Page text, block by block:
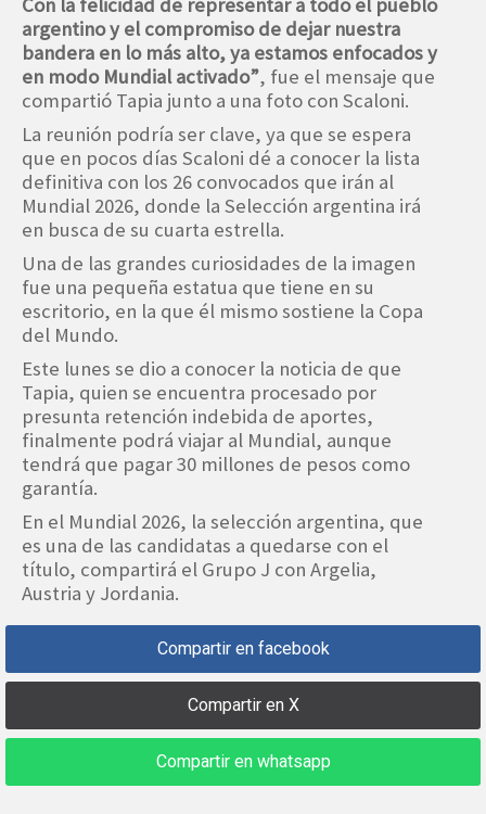
argentino y el compromiso de dejar nuestra
bandera en lo más alto, ya estamos enfocados y
en modo Mundial activado”, fue el mensaje que
compartió Tapia junto a una foto con Scaloni.
La reunión podría ser clave, ya que se espera
que en pocos días Scaloni dé a conocer la lista
definitiva con los 26 convocados que irán al
Mundial 2026, donde la Selección argentina irá
en busca de su cuarta estrella.
Una de las grandes curiosidades de la imagen
fue una pequeña estatua que tiene en su
escritorio, en la que él mismo sostiene la Copa
del Mundo.
Este lunes se dio a conocer la noticia de que
Tapia, quien se encuentra procesado por
presunta retención indebida de aportes,
finalmente podrá viajar al Mundial, aunque
tendrá que pagar 30 millones de pesos como
garantía.
En el Mundial 2026, la selección argentina, que
es una de las candidatas a quedarse con el
título, compartirá el Grupo J con Argelia,
Austria y Jordania.
Compartir en facebook
Compartir en X
Compartir en whatsapp